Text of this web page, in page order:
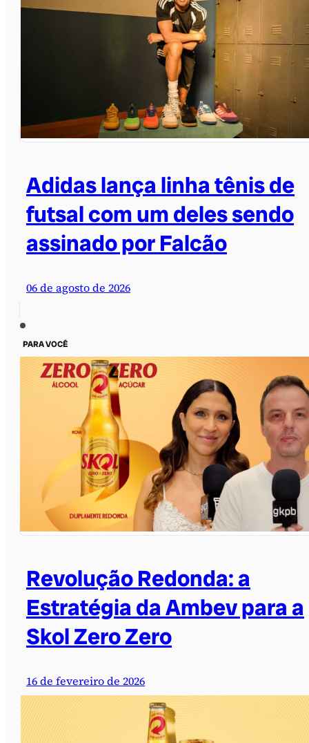
Adidas lança linha tênis de
futsal com um deles sendo
assinado por Falcão
06 de agosto de 2026
PARA VOCÊ
Revolução Redonda: a
Estratégia da Ambev para a
Skol Zero Zero
16 de fevereiro de 2026